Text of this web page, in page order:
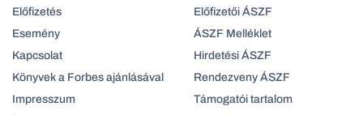
Előfizetés
Esemény
Kapcsolat
Könyvek a Forbes ajánlásával
Impresszum
Előfizetői ÁSZF
ÁSZF Melléklet
Hirdetési ÁSZF
Rendezveny ÁSZF
Támogatói tartalom